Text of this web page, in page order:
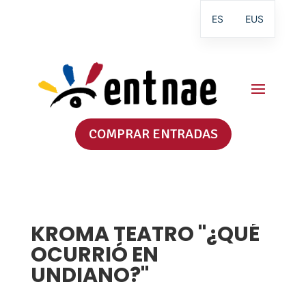
COMPRAR ENTRADAS
KROMA TEATRO "¿QUÉ
OCURRIÓ EN
UNDIANO?"
ES EUS